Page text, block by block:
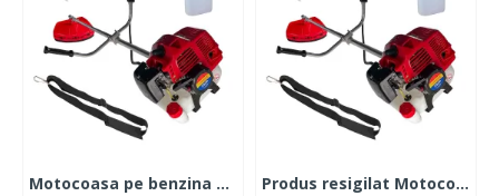
Motocoasa pe benzina TOMS 7.5 CP 12.000 rpm Produs resigilat Motocoasa pe benzina TOMS 7.5 CP 12.000 rpm